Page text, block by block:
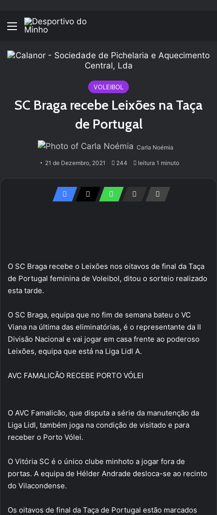
Menu
VOLEIBOL
SC Braga recebe Leixões na Taça
de Portugal
Carla Noémia
21 de Dezembro, 2021 244 leitura 1 minuto
O SC Braga recebe o Leixões nos oitavos de final da Taça
de Portugal feminina de Voleibol, ditou o sorteio realizado
esta tarde.
O SC Braga, equipa que no fim de semana bateu o VC
Viana na última das eliminatórias, é o representante da II
Divisão Nacional e vai jogar em casa frente ao poderoso
Leixões, equipa que está na Liga Lidl A.
AVC FAMALICÃO RECEBE PORTO VÓLEI
O AVC Famalicão, que disputa a série da manutenção da
Liga Lidl, também joga na condição de visitado e para
receber o Porto Vólei.
O Vitória SC é o único clube minhoto a jogar fora de
portas. A equipa de Hélder Andrade desloca-se ao recinto
do Vilacondense.
Os oitavos de final da Taça de Portugal estão marcados